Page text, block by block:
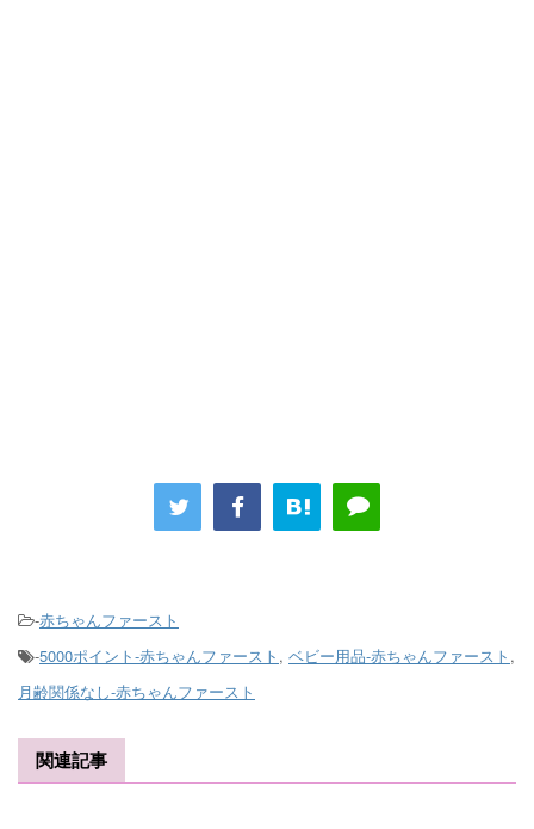
-赤ちゃんファースト
-5000ポイント-赤ちゃんファースト , ベビー用品-赤ちゃんファースト ,
月齢関係なし-赤ちゃんファースト
関連記事